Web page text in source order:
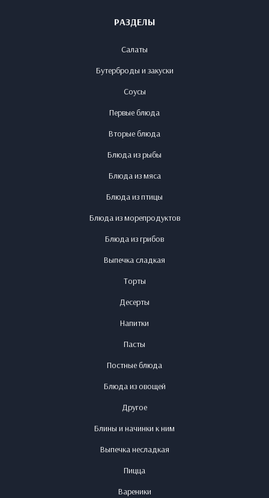
РАЗДЕЛЫ
Салаты
Бутерброды и закуски
Соусы
Первые блюда
Вторые блюда
Блюда из рыбы
Блюда из мяса
Блюда из птицы
Блюда из морепродуктов
Блюда из грибов
Выпечка сладкая
Торты
Десерты
Напитки
Пасты
Постные блюда
Блюда из овощей
Другое
Блины и начинки к ним
Выпечка несладкая
Пицца
Вареники